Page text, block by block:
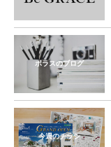
ポラスのブログ
今週のチラシ